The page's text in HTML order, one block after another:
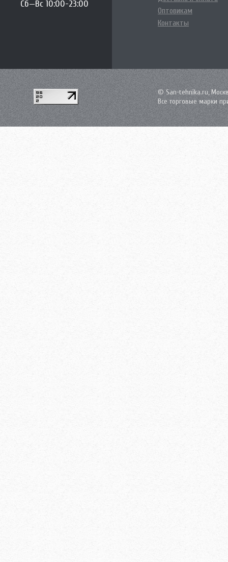
Сб—Вс 10:00-23:00
Оптовикам
Контакты
© San-tehnika.ru,
Все торговые марки